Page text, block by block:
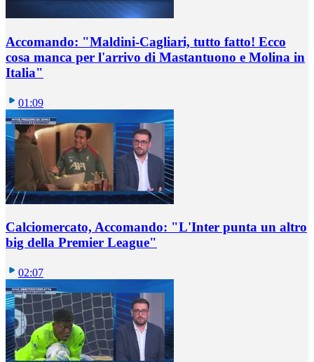
Accomando: "Maldini-Cagliari, tutto fatto! Ecco
cosa manca per l'arrivo di Mastantuono e Molina in
Italia"
01:09
Calciomercato, Accomando: "L'Inter punta un altro
big della Premier League"
02:07